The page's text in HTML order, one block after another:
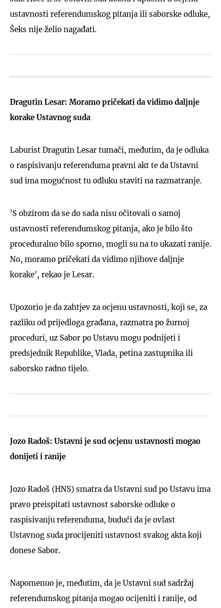
ustavnosti referendumskog pitanja ili saborske odluke,
Šeks nije želio nagađati.
Dragutin Lesar: Moramo pričekati da vidimo daljnje
korake Ustavnog suda
Laburist Dragutin Lesar tumači, međutim, da je odluka
o raspisivanju referenduma pravni akt te da Ustavni
sud ima mogućnost tu odluku staviti na razmatranje.
'S obzirom da se do sada nisu očitovali o samoj
ustavnosti referendumskog pitanja, ako je bilo što
proceduralno bilo sporno, mogli su na to ukazati ranije.
No, moramo pričekati da vidimo njihove daljnje
korake', rekao je Lesar.
Upozorio je da zahtjev za ocjenu ustavnosti, koji se, za
razliku od prijedloga građana, razmatra po žurnoj
proceduri, uz Sabor po Ustavu mogu podnijeti i
predsjednik Republike, Vlada, petina zastupnika ili
saborsko radno tijelo.
Jozo Radoš: Ustavni je sud ocjenu ustavnosti mogao
donijeti i ranije
Jozo Radoš (HNS) smatra da Ustavni sud po Ustavu ima
pravo preispitati ustavnost saborske odluke o
raspisivanju referenduma, budući da je ovlast
Ustavnog suda procijeniti ustavnost svakog akta koji
donese Sabor.
Napomenuo je, međutim, da je Ustavni sud sadržaj
referendumskog pitanja mogao ocijeniti i ranije, od